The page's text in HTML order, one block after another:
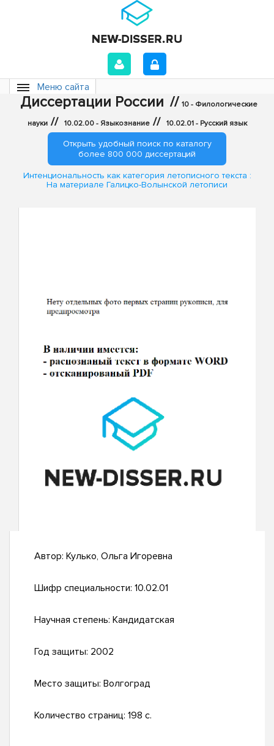
Меню сайта
Диссертации России // 10 - Филологические
науки // 10.02.00 - Языкознание // 10.02.01 - Русский язык
Открыть удобный поиск по каталогу
более 800 000 диссертаций
Интенциональность как категория летописного текста :
На материале Галицко-Волынской летописи
Автор: Кулько, Ольга Игоревна
Шифр специальности: 10.02.01
Научная степень: Кандидатская
Год защиты: 2002
Место защиты: Волгоград
Количество страниц: 198 с.